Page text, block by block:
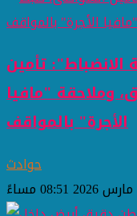
تأمين
وملاحقة "مافيا
الأجرة" بالمواقف
حوادث